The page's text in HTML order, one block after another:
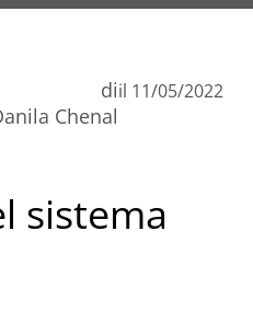
di
Chenal
il 11/05/2022
sistema